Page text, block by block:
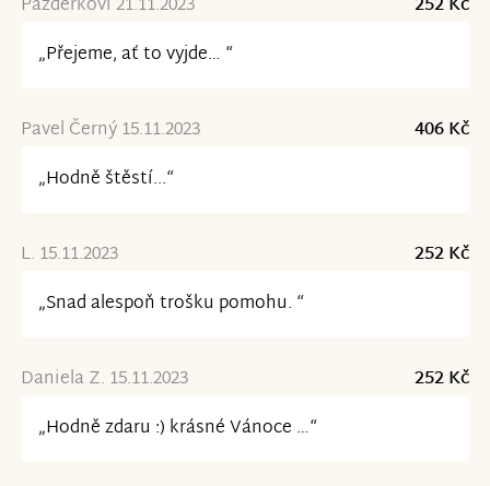
„Přejeme, ať to vyjde… “
Pavel Černý 15.11.2023
406 Kč
„Hodně štěstí...“
L. 15.11.2023
252 Kč
„Snad alespoň trošku pomohu. “
Daniela Z. 15.11.2023
252 Kč
„Hodně zdaru :) krásné Vánoce …“